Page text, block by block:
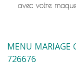
avec votre
MENU MARIAGE
726676